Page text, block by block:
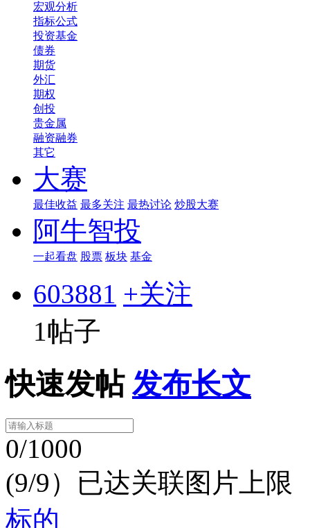
宏观分析
指标公式
投资基金
债券
期货
外汇
期权
创投
贵金属
融资融券
其它
大赛
最佳收益 最多关注 最热讨论 炒股大赛
阿牛智投
一起看盘 股票 板块 基金
603881 +关注
1帖子
快速发帖 发布长文
0/1000
(9/9）已达关联图片上限
标的